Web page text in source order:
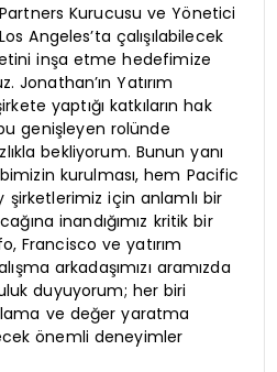
Kurucusu ve Yönetici
Angeles’ta çalışılabilecek
inşa etme hedefimize
Jonathan’ın Yatırım
yaptığı katkıların hak
genişleyen rolünde
bekliyorum. Bunun yanı
kurulması, hem Pacific
için anlamlı bir
inandığımız kritik bir
Francisco ve yatırım
arkadaşımızı aramızda
duyuyorum; her biri
ve değer yaratma
önemli deneyimler